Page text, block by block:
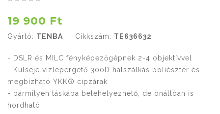
19 900 Ft
Gyártó: TENBA Cikkszám: TE636632
- DSLR és MILC fényképezőgépnek 2-4 objektívvel
- Külseje vízlepergető 300D halszálkás poliészter és
megbízható YKK® cipzárak
- bármilyen táskába belehelyezhető, de önállóan is
hordható